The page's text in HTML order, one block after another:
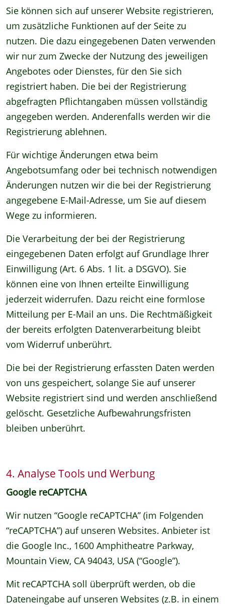
Sie können sich auf unserer Website registrieren,
um zusätzliche Funktionen auf der Seite zu
nutzen. Die dazu eingegebenen Daten verwenden
wir nur zum Zwecke der Nutzung des jeweiligen
Angebotes oder Dienstes, für den Sie sich
registriert haben. Die bei der Registrierung
abgefragten Pflichtangaben müssen vollständig
angegeben werden. Anderenfalls werden wir die
Registrierung ablehnen.
Für wichtige Änderungen etwa beim
Angebotsumfang oder bei technisch notwendigen
Änderungen nutzen wir die bei der Registrierung
angegebene E-Mail-Adresse, um Sie auf diesem
Wege zu informieren.
Die Verarbeitung der bei der Registrierung
eingegebenen Daten erfolgt auf Grundlage Ihrer
Einwilligung (Art. 6 Abs. 1 lit. a DSGVO). Sie
können eine von Ihnen erteilte Einwilligung
jederzeit widerrufen. Dazu reicht eine formlose
Mitteilung per E-Mail an uns. Die Rechtmäßigkeit
der bereits erfolgten Datenverarbeitung bleibt
vom Widerruf unberührt.
Die bei der Registrierung erfassten Daten werden
von uns gespeichert, solange Sie auf unserer
Website registriert sind und werden anschließend
gelöscht. Gesetzliche Aufbewahrungsfristen
bleiben unberührt.
4. Analyse Tools und Werbung
Google reCAPTCHA
Wir nutzen “Google reCAPTCHA” (im Folgenden
“reCAPTCHA”) auf unseren Websites. Anbieter ist
die Google Inc., 1600 Amphitheatre Parkway,
Mountain View, CA 94043, USA (“Google”).
Mit reCAPTCHA soll überprüft werden, ob die
Dateneingabe auf unseren Websites (z.B. in einem